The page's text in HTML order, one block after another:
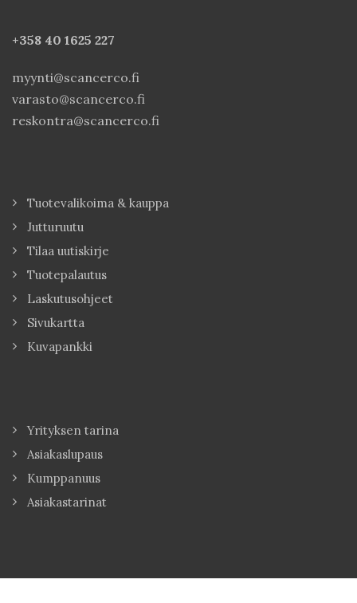
+358 40 1625 227
myynti@scancerco.fi
varasto@scancerco.fi
reskontra@scancerco.fi
Tuotevalikoima & kauppa
Jutturuutu
Tilaa uutiskirje
Tuotepalautus
Laskutusohjeet
Sivukartta
Kuvapankki
Yrityksen tarina
Asiakaslupaus
Kumppanuus
Asiakastarinat